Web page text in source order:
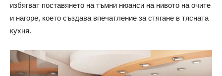
избягват поставянето на тъмни нюанси на нивото на очите
и нагоре, което създава впечатление за стягане в тясната
кухня.